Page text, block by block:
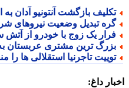
بازگشت آنتونیو آدان به
تبدیل وضعیت نیروهای شرکتی
یک زوج با خودرو از آتش
ترین مشتری عربستان به
تاجرنیا استقلالی ها را
داغ: